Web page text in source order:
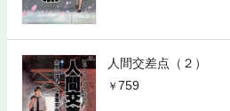
人間交差点（２）
759